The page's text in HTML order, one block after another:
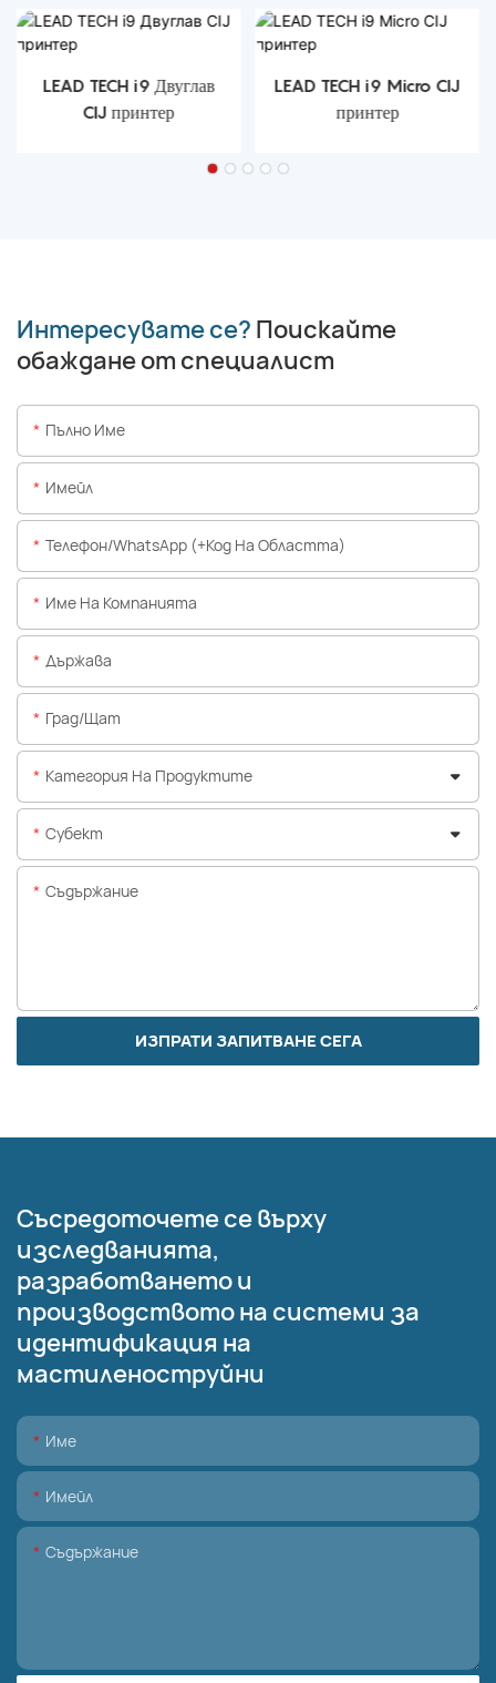
LEAD TECH i9 Двуглав
CIJ принтер
LEAD TECH i9 Micro CIJ
принтер
Интересувате се? Поискайте
обаждане от специалист
Пълно Име
Имейл
Телефон/WhatsApp (+Код На Областта)
Име На Компанията
Държава
Град/щат
Категория На Продуктите
Субект
Съдържание
ИЗПРАТИ ЗАПИТВАНЕ СЕГА
Съсредоточете се върху
изследванията,
разработването и
производството на системи за
идентификация на
мастиленоструйни
Име
Имейл
Съдържание